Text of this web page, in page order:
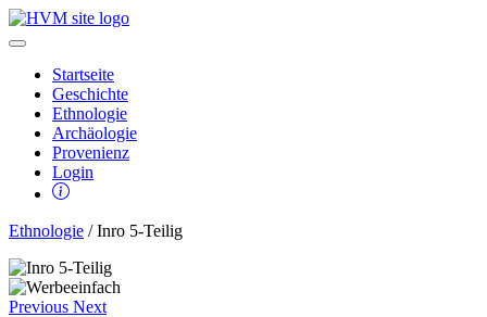
Startseite
Geschichte
Ethnologie
Archäologie
Provenienz
Login
Ethnologie / Inro 5-Teilig
Previous Next